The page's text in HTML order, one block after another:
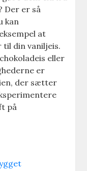
Der er så
kan
at
din vaniljeis.
eller
er
der sætter
på